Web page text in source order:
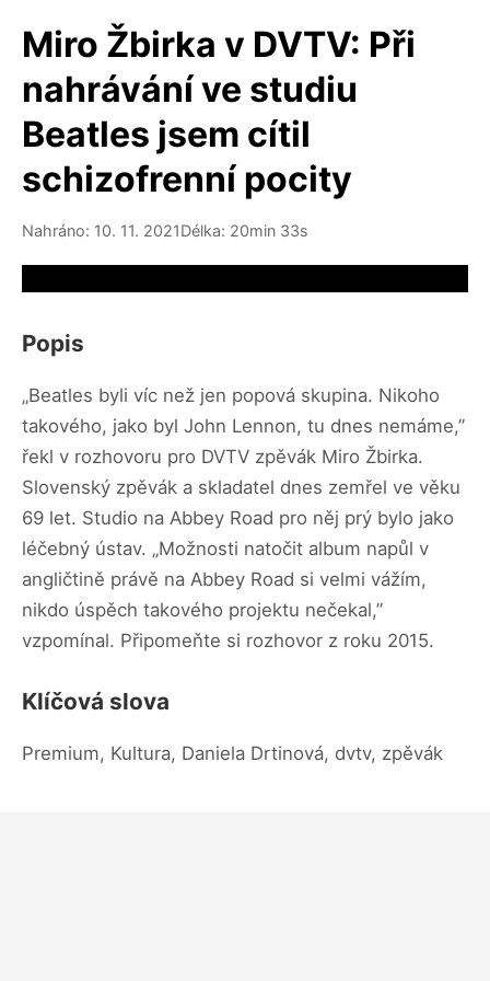
Miro Žbirka v DVTV: Při
nahrávání ve studiu
Beatles jsem cítil
schizofrenní pocity
Nahráno: 10. 11. 2021Délka: 20min 33s
Popis
„Beatles byli víc než jen popová skupina. Nikoho
takového, jako byl John Lennon, tu dnes nemáme,”
řekl v rozhovoru pro DVTV zpěvák Miro Žbirka.
Slovenský zpěvák a skladatel dnes zemřel ve věku
69 let. Studio na Abbey Road pro něj prý bylo jako
léčebný ústav. „Možnosti natočit album napůl v
angličtině právě na Abbey Road si velmi vážím,
nikdo úspěch takového projektu nečekal,”
vzpomínal. Připomeňte si rozhovor z roku 2015.
Klíčová slova
Premium, Kultura, Daniela Drtinová, dvtv, zpěvák